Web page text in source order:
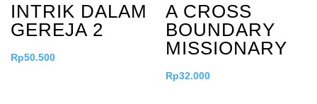
INTRIK DALAM
GEREJA 2
Rp50.500
A CROSS
BOUNDARY
MISSIONARY
Rp32.000